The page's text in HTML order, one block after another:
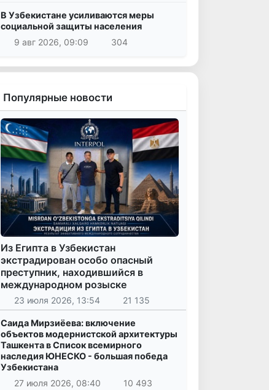
В Узбекистане усиливаются меры
социальной защиты населения
9 авг 2026, 09:09
304
Популярные новости
Из Египта в Узбекистан
экстрадирован особо опасный
преступник, находившийся в
международном розыске
23 июля 2026, 13:54 21 135
Саида Мирзиёева: включение
объектов модернистской архитектуры
Ташкента в Список всемирного
наследия ЮНЕСКО - большая победа
Узбекистана
27 июля 2026, 08:40
10 493